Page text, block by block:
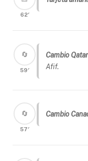
62′
🔄
59′
Cambio
Afif.
🔄
57′
Cambio